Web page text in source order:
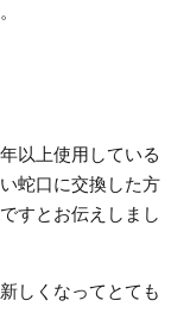
以上使用している
蛇口に交換した方
すとお伝えしまし
しくなってとても